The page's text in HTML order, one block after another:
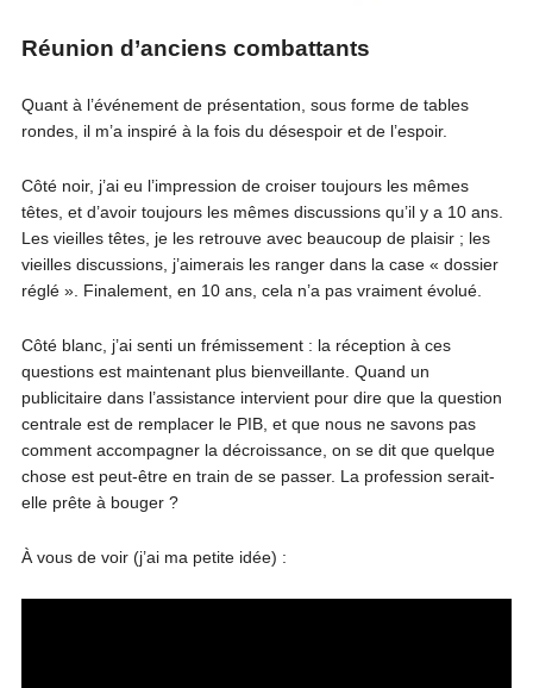
Réunion d’anciens combattants
Quant à l’événement de présentation, sous forme de tables
rondes, il m’a inspiré à la fois du désespoir et de l’espoir.
Côté noir, j’ai eu l’impression de croiser toujours les mêmes
têtes, et d’avoir toujours les mêmes discussions qu’il y a 10 ans.
Les vieilles têtes, je les retrouve avec beaucoup de plaisir ; les
vieilles discussions, j’aimerais les ranger dans la case « dossier
réglé ». Finalement, en 10 ans, cela n’a pas vraiment évolué.
Côté blanc, j’ai senti un frémissement : la réception à ces
questions est maintenant plus bienveillante. Quand un
publicitaire dans l’assistance intervient pour dire que la question
centrale est de remplacer le PIB, et que nous ne savons pas
comment accompagner la décroissance, on se dit que quelque
chose est peut-être en train de se passer. La profession serait-
elle prête à bouger ?
À vous de voir (j’ai ma petite idée) :